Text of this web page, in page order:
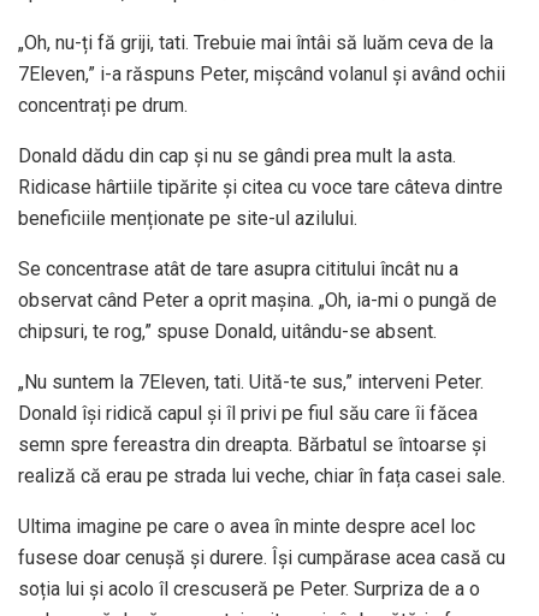
„Oh, nu-ți fă griji, tati. Trebuie mai întâi să luăm ceva de la
7Eleven,” i-a răspuns Peter, mișcând volanul și având ochii
concentrați pe drum.
Donald dădu din cap și nu se gândi prea mult la asta.
Ridicase hârtiile tipărite și citea cu voce tare câteva dintre
beneficiile menționate pe site-ul azilului.
Se concentrase atât de tare asupra cititului încât nu a
observat când Peter a oprit mașina. „Oh, ia-mi o pungă de
chipsuri, te rog,” spuse Donald, uitându-se absent.
„Nu suntem la 7Eleven, tati. Uită-te sus,” interveni Peter.
Donald își ridică capul și îl privi pe fiul său care îi făcea
semn spre fereastra din dreapta. Bărbatul se întoarse și
realiză că erau pe strada lui veche, chiar în fața casei sale.
Ultima imagine pe care o avea în minte despre acel loc
fusese doar cenușă și durere. Își cumpărase acea casă cu
soția lui și acolo îl crescuseră pe Peter. Surpriza de a o